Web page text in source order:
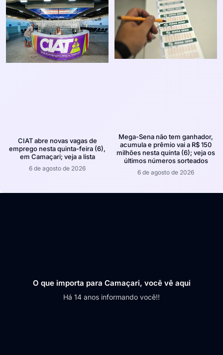
CIAT abre novas vagas de
emprego nesta quinta-feira (6),
em Camaçari; veja a lista
6 de agosto de 2026
Mega-Sena não tem ganhador,
acumula e prêmio vai a R$ 150
milhões nesta quinta (6); veja os
últimos números sorteados
6 de agosto de 2026
O que importa para Camaçari, você vê aqui
Há 14 anos informando você!!